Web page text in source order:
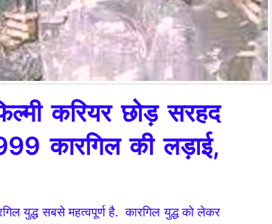
करियर छोड़ सरहद
कारगिल की लड़ाई,
युद्ध सबसे महत्वपूर्ण है. कारगिल युद्ध को लेकर